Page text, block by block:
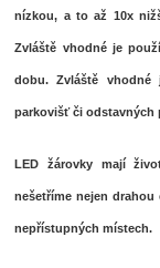
nízkou, a to až 10x
Zvláště vhodné je
dobu. Zvláště
parkovišť či odstavných
LED žárovkymají
nešetříme nejen drahou
nepřístupných místech.